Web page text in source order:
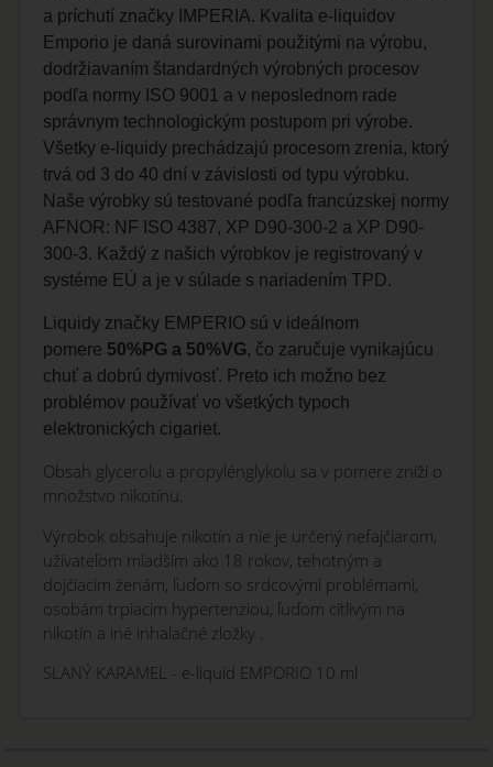
a príchutí značky IMPERIA. Kvalita e-liquidov
Emporio je daná surovinami použitými na výrobu,
dodržiavaním štandardných výrobných procesov
podľa normy ISO 9001 a v neposlednom rade
správnym technologickým postupom pri výrobe.
Všetky e-liquidy prechádzajú procesom zrenia, ktorý
trvá od 3 do 40 dní v závislosti od typu výrobku.
Naše výrobky sú testované podľa francúzskej normy
AFNOR: NF ISO 4387, XP D90-300-2 a XP D90-
300-3. Každý z našich výrobkov je registrovaný v
systéme EÚ a je v súlade s nariadením TPD.
Liquidy značky EMPERIO sú v ideálnom
pomere 50%PG a 50%VG, čo zaručuje vynikajúcu
chuť a dobrú dymivosť. Preto ich možno bez
problémov používať vo všetkých typoch
elektronických cigariet.
Obsah glycerolu a propylénglykolu sa v pomere zníži o
množstvo nikotínu.
Výrobok obsahuje nikotín a nie je určený nefajčiarom,
užívateľom mladším ako 18 rokov, tehotným a
dojčiacim ženám, ľuďom so srdcovými problémami,
osobám trpiacim hypertenziou, ľuďom citlivým na
nikotín a iné inhalačné zložky .
SLANÝ KARAMEL - e-liquid EMPORIO 10 ml